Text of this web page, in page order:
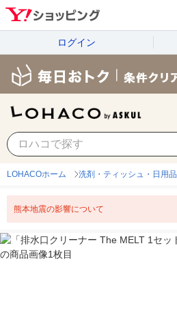
ログイン
LOHACOホーム 洗剤・ティッシュ・日用品
熊本地震の影響について